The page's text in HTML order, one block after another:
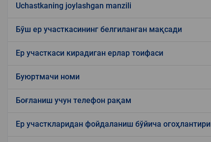
Uchastkaning joylashgan manzili
Бўш ер участкасининг белгиланган мақсади
Ер участкаси кирадиган ерлар тоифаси
Буюртмачи номи
Боғланиш учун телефон рақам
Ер участкларидан фойдаланиш бўйича